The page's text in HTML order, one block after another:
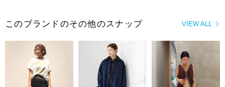
VIEW ALL
このブランドのその他のスナップ